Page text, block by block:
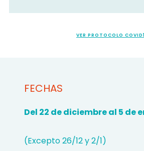
VER PROTOCOLO
FECHAS
Del 22 de diciembre al 5 de
(Excepto 26/12 y 2/1)